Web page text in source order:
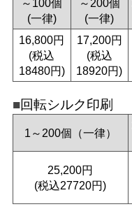
～100個
(一律)
～200個
(一律)
16,800円
(税込
18480円)
17,200円
(税込
18920円)
回転シルク印刷
1～200個（一律）
25,200円
(税込27720円)